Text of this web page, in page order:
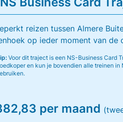
reizen tussen Almere
op ieder moment van de
Voor dit traject is een NS-Business Card
en kun je bovendien alle treinen in
per maand